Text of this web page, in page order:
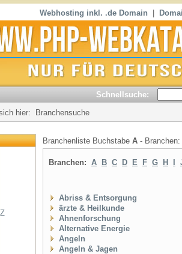
Webhosting inkl. .de Domain
Schnellsuche:
hier: Branchensuche
Branchenliste Buchstabe A - Branchen:
Branchen: A B C D E F G H
Abriss & Entsorgung
ärzte & Heilkunde
Ahnenforschung
Alternative Energie
Angeln
Angeln & Jagen